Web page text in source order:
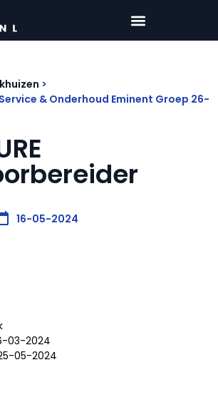
& Onderhoud Eminent Groep 26-
16-05-2024
03-2024
05-2024